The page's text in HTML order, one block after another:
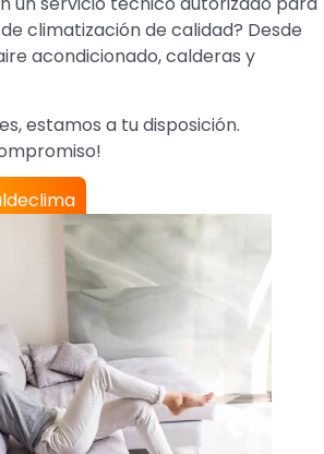
climatización de calidad? Desde
acondicionado, calderas y
estamos a tu disposición.